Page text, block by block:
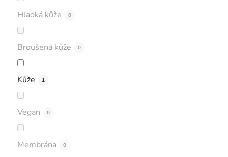
Hladká kůže 0
Broušená kůže 0
Kůže 1
Vegan 0
Membrána 0